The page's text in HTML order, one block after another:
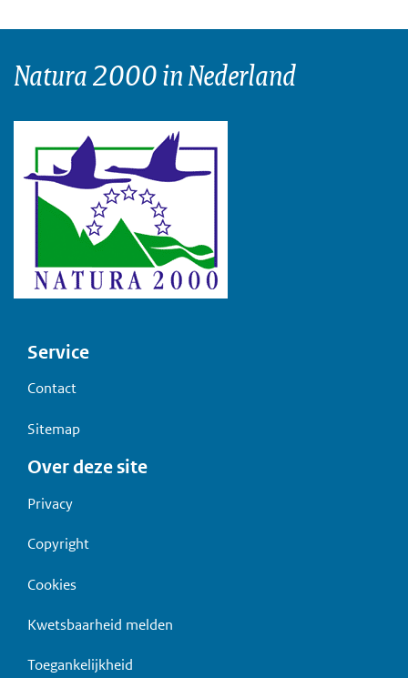
Natura 2000 in Nederland
Voet
Service
Contact
Sitemap
Over deze site
Privacy
Copyright
Cookies
Kwetsbaarheid melden
Toegankelijkheid